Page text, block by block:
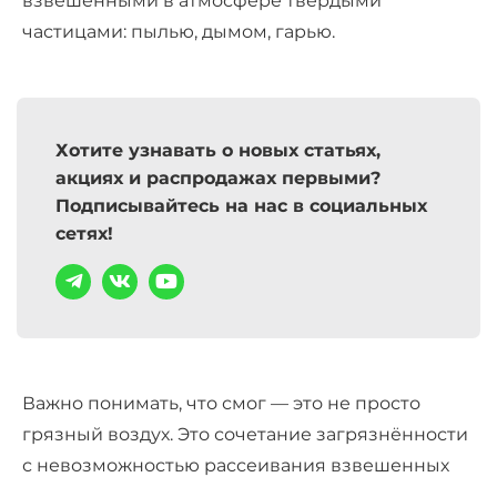
частицами: пылью, дымом, гарью.
Хотите узнавать о новых статьях,
акциях и распродажах первыми?
Подписывайтесь на нас в социальных
сетях!
Важно понимать, что смог — это не просто
грязный воздух. Это сочетание загрязнённости
с невозможностью рассеивания взвешенных